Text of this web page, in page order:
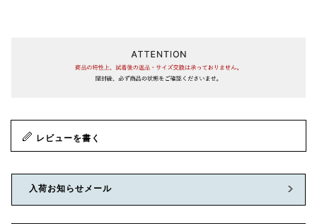
レビューを書く
入荷お知らせメール